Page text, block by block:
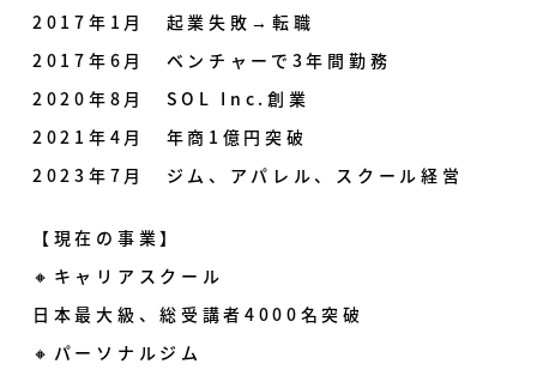
2017年1月 起業失敗→転職
2017年6月 ベンチャーで3年間勤務
2020年8月 SOL Inc.創業
2021年4月 年商1億円突破
2023年7月 ジム、アパレル、スクール経営
【現在の事業】
🔸キャリアスクール
日本最大級、総受講者4000名突破
🔸パーソナルジム